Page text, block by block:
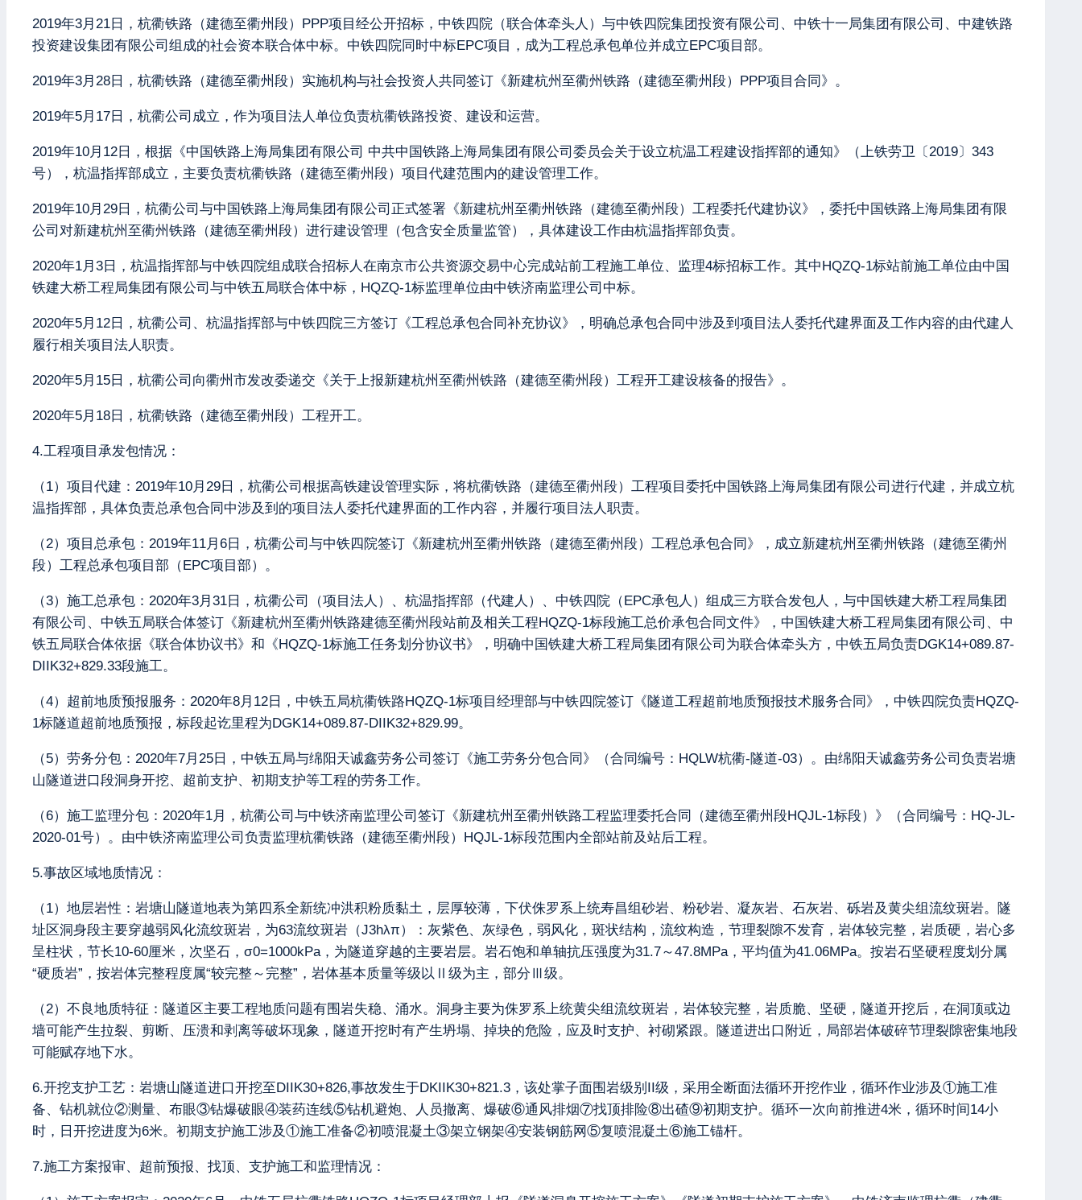
2019年3月21日，杭衢铁路（建德至衢州段）PPP项目经公开招标，中铁四院（联合体牵头人）与中铁四院集团投资有限公司、中铁十一局集团有限公司、中建铁路
投资建设集团有限公司组成的社会资本联合体中标。中铁四院同时中标EPC项目，成为工程总承包单位并成立EPC项目部。
2019年3月28日，杭衢铁路（建德至衢州段）实施机构与社会投资人共同签订《新建杭州至衢州铁路（建德至衢州段）PPP项目合同》。
2019年5月17日，杭衢公司成立，作为项目法人单位负责杭衢铁路投资、建设和运营。
2019年10月12日，根据《中国铁路上海局集团有限公司 中共中国铁路上海局集团有限公司委员会关于设立杭温工程建设指挥部的通知》（上铁劳卫〔2019〕343
号），杭温指挥部成立，主要负责杭衢铁路（建德至衢州段）项目代建范围内的建设管理工作。
2019年10月29日，杭衢公司与中国铁路上海局集团有限公司正式签署《新建杭州至衢州铁路（建德至衢州段）工程委托代建协议》，委托中国铁路上海局集团有限
公司对新建杭州至衢州铁路（建德至衢州段）进行建设管理（包含安全质量监管），具体建设工作由杭温指挥部负责。
2020年1月3日，杭温指挥部与中铁四院组成联合招标人在南京市公共资源交易中心完成站前工程施工单位、监理4标招标工作。其中HQZQ-1标站前施工单位由中国
铁建大桥工程局集团有限公司与中铁五局联合体中标，HQZQ-1标监理单位由中铁济南监理公司中标。
2020年5月12日，杭衢公司、杭温指挥部与中铁四院三方签订《工程总承包合同补充协议》，明确总承包合同中涉及到项目法人委托代建界面及工作内容的由代建人
履行相关项目法人职责。
2020年5月15日，杭衢公司向衢州市发改委递交《关于上报新建杭州至衢州铁路（建德至衢州段）工程开工建设核备的报告》。
2020年5月18日，杭衢铁路（建德至衢州段）工程开工。
4.工程项目承发包情况：
（1）项目代建：2019年10月29日，杭衢公司根据高铁建设管理实际，将杭衢铁路（建德至衢州段）工程项目委托中国铁路上海局集团有限公司进行代建，并成立杭
温指挥部，具体负责总承包合同中涉及到的项目法人委托代建界面的工作内容，并履行项目法人职责。
（2）项目总承包：2019年11月6日，杭衢公司与中铁四院签订《新建杭州至衢州铁路（建德至衢州段）工程总承包合同》，成立新建杭州至衢州铁路（建德至衢州
段）工程总承包项目部（EPC项目部）。
（3）施工总承包：2020年3月31日，杭衢公司（项目法人）、杭温指挥部（代建人）、中铁四院（EPC承包人）组成三方联合发包人，与中国铁建大桥工程局集团
有限公司、中铁五局联合体签订《新建杭州至衢州铁路建德至衢州段站前及相关工程HQZQ-1标段施工总价承包合同文件》，中国铁建大桥工程局集团有限公司、中
铁五局联合体依据《联合体协议书》和《HQZQ-1标施工任务划分协议书》，明确中国铁建大桥工程局集团有限公司为联合体牵头方，中铁五局负责DGK14+089.87-
DIIK32+829.33段施工。
（4）超前地质预报服务：2020年8月12日，中铁五局杭衢铁路HQZQ-1标项目经理部与中铁四院签订《隧道工程超前地质预报技术服务合同》，中铁四院负责HQZQ-
1标隧道超前地质预报，标段起讫里程为DGK14+089.87-DIIK32+829.99。
（5）劳务分包：2020年7月25日，中铁五局与绵阳天诚鑫劳务公司签订《施工劳务分包合同》（合同编号：HQLW杭衢-隧道-03）。由绵阳天诚鑫劳务公司负责岩塘
山隧道进口段洞身开挖、超前支护、初期支护等工程的劳务工作。
（6）施工监理分包：2020年1月，杭衢公司与中铁济南监理公司签订《新建杭州至衢州铁路工程监理委托合同（建德至衢州段HQJL-1标段）》（合同编号：HQ-JL-
2020-01号）。由中铁济南监理公司负责监理杭衢铁路（建德至衢州段）HQJL-1标段范围内全部站前及站后工程。
5.事故区域地质情况：
（1）地层岩性：岩塘山隧道地表为第四系全新统冲洪积粉质黏土，层厚较薄，下伏侏罗系上统寿昌组砂岩、粉砂岩、凝灰岩、石灰岩、砾岩及黄尖组流纹斑岩。隧
址区洞身段主要穿越弱风化流纹斑岩，为63流纹斑岩（J3hλπ）：灰紫色、灰绿色，弱风化，斑状结构，流纹构造，节理裂隙不发育，岩体较完整，岩质硬，岩心多
呈柱状，节长10-60厘米，次坚石，σ0=1000kPa，为隧道穿越的主要岩层。岩石饱和单轴抗压强度为31.7～47.8MPa，平均值为41.06MPa。按岩石坚硬程度划分属
“硬质岩”，按岩体完整程度属“较完整～完整”，岩体基本质量等级以Ⅱ级为主，部分Ⅲ级。
（2）不良地质特征：隧道区主要工程地质问题有围岩失稳、涌水。洞身主要为侏罗系上统黄尖组流纹斑岩，岩体较完整，岩质脆、坚硬，隧道开挖后，在洞顶或边
墙可能产生拉裂、剪断、压溃和剥离等破坏现象，隧道开挖时有产生坍塌、掉块的危险，应及时支护、衬砌紧跟。隧道进出口附近，局部岩体破碎节理裂隙密集地段
可能赋存地下水。
6.开挖支护工艺：岩塘山隧道进口开挖至DIIK30+826,事故发生于DKIIK30+821.3，该处掌子面围岩级别II级，采用全断面法循环开挖作业，循环作业涉及①施工准
备、钻机就位②测量、布眼③钻爆破眼④装药连线⑤钻机避炮、人员撤离、爆破⑥通风排烟⑦找顶排险⑧出碴⑨初期支护。循环一次向前推进4米，循环时间14小
时，日开挖进度为6米。初期支护施工涉及①施工准备②初喷混凝土③架立钢架④安装钢筋网⑤复喷混凝土⑥施工锚杆。
7.施工方案报审、超前预报、找顶、支护施工和监理情况：